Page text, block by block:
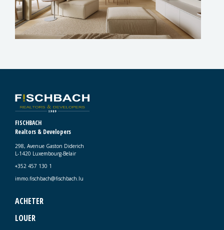
FISCHBACH
Realtors & Developers
298, Avenue Gaston Diderich
L-1420 Luxembourg-Belair
+352 457 130 1
immo.fischbach@fischbach.lu
ACHETER
LOUER